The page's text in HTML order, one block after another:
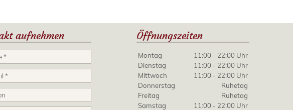
aufnehmen Öffnungszeiten
Montag
11:00 - 22:00 Uhr
Dienstag
11:00 - 22:00 Uhr
Mittwoch
11:00 - 22:00 Uhr
Donnerstag
Ruhetag
Freitag
Ruhetag
Samstag
11:00 - 22:00 Uhr